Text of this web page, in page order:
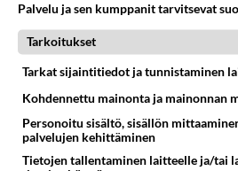
En usko että käyt kyllä voit
ei naisten saunoja ole eli käy
homosauna Voguessa siellä
Äänestä
Anonyymi
2021-11-24 07:39:15
Palvelu ja sen kumppanit tarvitsevat
Tarkoitukset
Tarkat sijaintitiedot ja tunnistaminen
Kohdennettu mainonta ja mainonnan
Personoitu sisältö, sisällön
palvelujen kehittäminen
Tietojen tallentaminen laitteelle ja/tai